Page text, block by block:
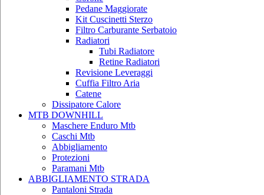
Pedane Maggiorate
Kit Cuscinetti Sterzo
Filtro Carburante Serbatoio
Radiatori
Tubi Radiatore
Retine Radiatori
Revisione Leveraggi
Cuffia Filtro Aria
Catene
Dissipatore Calore
MTB DOWNHILL
Maschere Enduro Mtb
Caschi Mtb
Abbigliamento
Protezioni
Paramani Mtb
ABBIGLIAMENTO STRADA
Pantaloni Strada